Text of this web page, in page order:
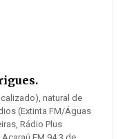
natural de
(Extinta FM/Águas
Rádio Plus